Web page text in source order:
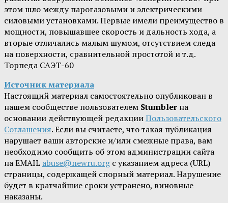
этом шло между парогазовыми и электрическими
силовыми установками. Первые имели преимущество в
мощности, повышавшее скорость и дальность хода, а
вторые отличались малым шумом, отсутствием следа
на поверхности, сравнительной простотой и т.д.
Торпеда САЭТ-60
Источник материала
Настоящий материал самостоятельно опубликован в
нашем сообществе пользователем Stumbler на
основании действующей редакцииПользовательского
Соглашения. Если вы считаете, что такая публикация
нарушает ваши авторские и/или смежные права, вам
необходимо сообщить об этом администрации сайта
на EMAIL abuse@newru.orgс указанием адреса (URL)
страницы, содержащей спорный материал. Нарушение
будет в кратчайшие сроки устранено, виновные
наказаны.